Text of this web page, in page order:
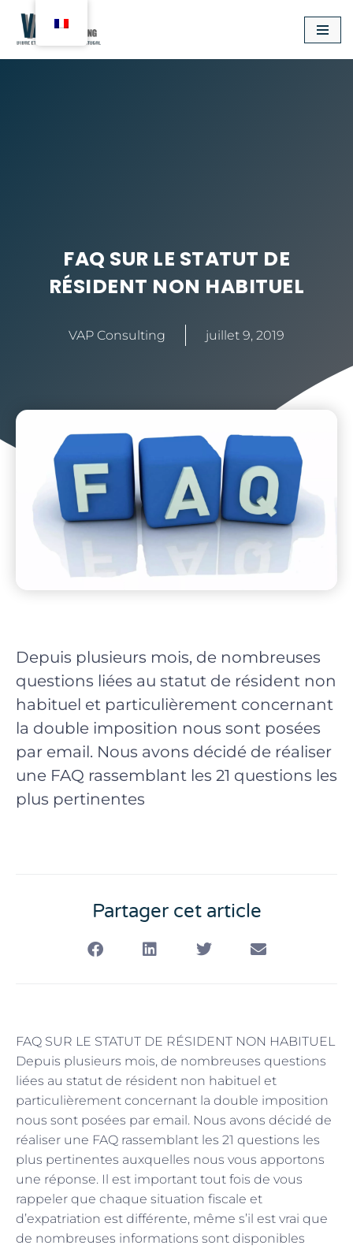
Aller
FAQ SUR LE STATUT DE
RÉSIDENT NON HABITUEL
VAP Consulting juillet 9, 2019
Depuis plusieurs mois, de nombreuses
questions liées au statut de résident non
habituel et particulièrement concernant
la double imposition nous sont posées
par email. Nous avons décidé de réaliser
une FAQ rassemblant les 21 questions les
plus pertinentes
Partager cet article
FAQ SUR LE STATUT DE RÉSIDENT NON HABITUEL
Depuis plusieurs mois, de nombreuses questions
liées au statut de résident non habituel et
particulièrement concernant la double imposition
nous sont posées par email. Nous avons décidé de
réaliser une FAQ rassemblant les 21 questions les
plus pertinentes auxquelles nous vous apportons
une réponse. Il est important tout fois de vous
rappeler que chaque situation fiscale et
d’expatriation est différente, même s’il est vrai que
de nombreuses informations sont disponibles